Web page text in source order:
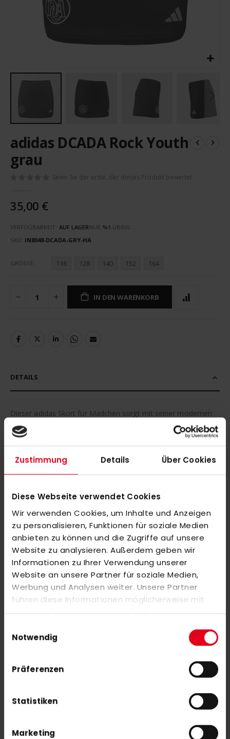
Zustimmung Details Über Cookies
Diese Webseite verwendet Cookies
Wir verwenden Cookies, um Inhalte und Anzeigen
zu personalisieren, Funktionen für soziale Medien
anbieten zu können und die Zugriffe auf unsere
Website zu analysieren. Außerdem geben wir
Informationen zu Ihrer Verwendung unserer
Website an unsere Partner für soziale Medien,
Werbung und Analysen weiter. Unsere Partner
führen diese Informationen möglicherweise mit
weiteren Daten zusammen, die Sie ihnen
Nutzung der Dienste gesammelt haben.
Notwendig
Präferenzen
Statistiken
Marketing
Anfang
der
Bildergalerie
springen
adidas DCADA Rock Youth
grau
Seien Sie der erste, der dieses Produkt bewertet
35,00 €
VERFÜGBARKEIT: AUF LAGERNUR %1 ÜBRIG
SKU IN8048-DCADA-GRY-HA
GRÖSSE 116 128 140 152 164
IN DEN WARENKORB
DETAILS
Dieser adidas Skort für Mädchen sorgt mit seiner modernen
Passform für ein angenehmes Tragegefühl auf dem Platz und
abseits davon. Der für Hockey- oder Tennisspielerinnen
konzipierte Skort ist mit integrierten Shorts ausgestattet.
Neben dem Bund mit weitenregulierbarer Kordelzug ist auch
aufgesticktem adidas Performance-Logo und 3-Streifen.
MEHR INFORMATIONEN
BEWERTUNGEN
ÄHNLICHE PRODUKTE
Markieren Sie die Artikel, um Sie dem Warenkorb hinzuzufügen
adidas Chaosfury .75 25/26 Black-Solar 37.5